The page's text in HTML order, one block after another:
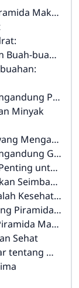
Makanan
buahan
Protein:
Minyak
Gula dan Garam
dan Garam:
Anak SD?
Seimbang
Kesehatan
Makanan
Makanan
Sehat
Sehat